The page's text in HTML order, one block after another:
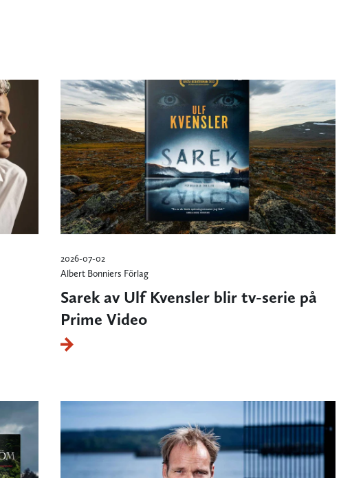
2026-07-02
Albert Bonniers Förlag
Sarek av Ulf Kvensler blir tv-serie på
Prime Video